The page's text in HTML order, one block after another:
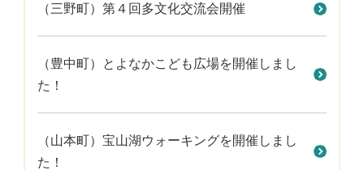
（三野町）第４回多文化交流会開催
（豊中町）とよなかこども広場を開催しまし
た！
（山本町）宝山湖ウォーキングを開催しまし
た！